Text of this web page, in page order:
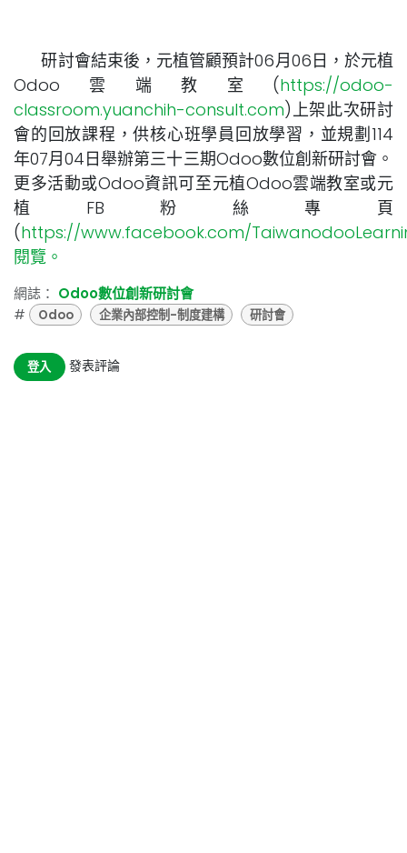
研討會結束後，元植管顧預計06月06日，於元植
Odoo雲端教室(https://odoo-
classroom.yuanchih-consult.com)上架此次研討
會的回放課程，供核心班學員回放學習，並規劃114
年07月04日舉辦第三十三期Odoo數位創新研討會。
更多活動或Odoo資訊可至元植Odoo雲端教室或元
植FB粉絲專頁
(https://www.facebook.com/
閱覽。
網誌： Odoo數位創新研討會
#
Odoo 企業內部控制-制度建構 研討會
登入 發表評論